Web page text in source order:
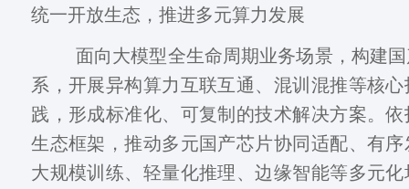
统一开放生态，推进多元算力发展
面向大模型全生命周期业务场景，构建国
系，开展异构算力互联互通、混训混推等核
践，形成标准化、可复制的技术解决方案。
生态框架，推动多元国产芯片协同适配、有
大规模训练、轻量化推理、边缘智能等多元